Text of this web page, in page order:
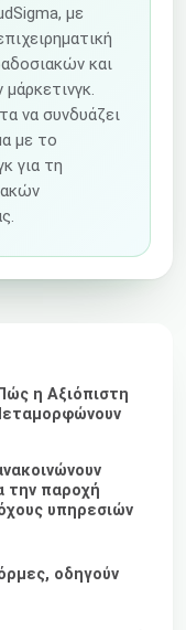
με
και
να συνδυάζει
με το
για τη
η Αξιόπιστη
την παροχή
υπηρεσιών
οδηγούν